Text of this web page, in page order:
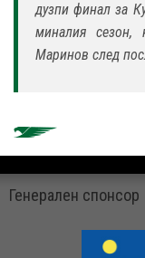
дузпи финал за
миналия сезон,
Маринов след
Генерален спонсор